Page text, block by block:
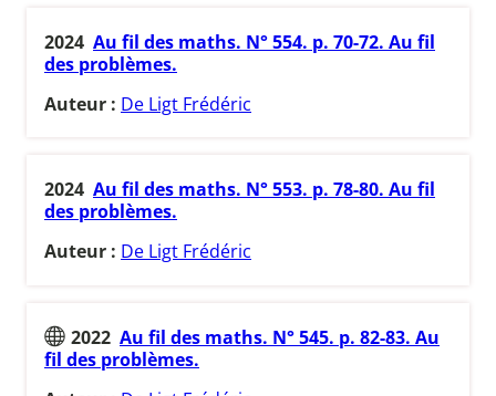
2024 Au fil des maths. N° 554. p. 70-72. Au fil
des problèmes.
Auteur : De Ligt Frédéric
2024 Au fil des maths. N° 553. p. 78-80. Au fil
des problèmes.
Auteur : De Ligt Frédéric
2022 Au fil des maths. N° 545. p. 82-83. Au
fil des problèmes.